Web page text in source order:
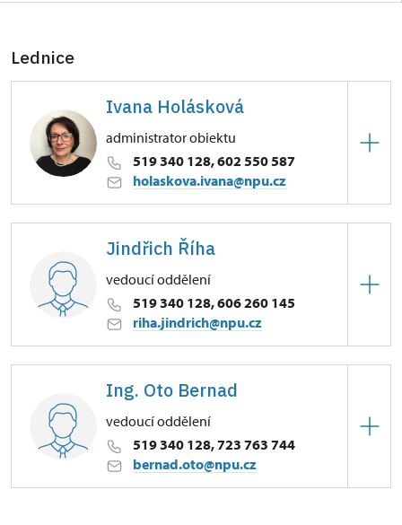
Lednice
Ivana Holásková
administrator obiektu
519 340 128, 602 550 587
holaskova.ivana@npu.cz
Zámek 1/, Lednice na Moravě
Jindřich Říha
vedoucí oddělení
519 340 128, 606 260 145
riha.jindrich@npu.cz
Zámek 1/, Lednice na Moravě
częściowe przedstawiciel kustosza
Ing. Oto Bernad
vedoucí oddělení
519 340 128, 723 763 744
bernad.oto@npu.cz